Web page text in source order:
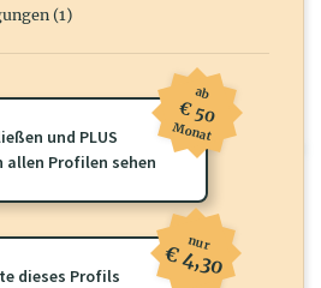
können. Schalten Sie dieses Profil frei
Inhalte zu sehen.
(1)
und PLUS
allen Profilen sehen
ab
€ 50
Monat
dieses Profils
nur
€ 4,30